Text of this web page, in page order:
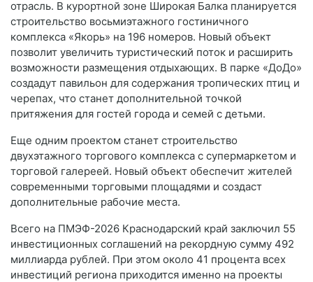
отрасль. В курортной зоне Широкая Балка планируется
строительство восьмиэтажного гостиничного
комплекса «Якорь» на 196 номеров. Новый объект
позволит увеличить туристический поток и расширить
возможности размещения отдыхающих. В парке «ДоДо»
создадут павильон для содержания тропических птиц и
черепах, что станет дополнительной точкой
притяжения для гостей города и семей с детьми.
Еще одним проектом станет строительство
двухэтажного торгового комплекса с супермаркетом и
торговой галереей. Новый объект обеспечит жителей
современными торговыми площадями и создаст
дополнительные рабочие места.
Всего на ПМЭФ-2026 Краснодарский край заключил 55
инвестиционных соглашений на рекордную сумму 492
миллиарда рублей. При этом около 41 процента всех
инвестиций региона приходится именно на проекты